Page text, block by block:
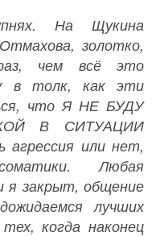
На Щукина
золотко,
чем всё это
в толк, как эти
что Я НЕ БУДУ
В СИТУАЦИИ
или нет,
Любая
я закрыт, общение
лучших
когда наконец